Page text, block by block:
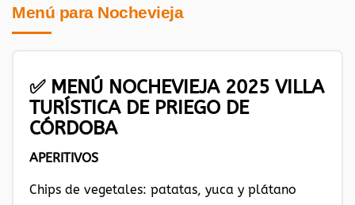
Menú para Nochevieja
✅ MENÚ NOCHEVIEJA 2025 VILLA
TURÍSTICA DE PRIEGO DE
CÓRDOBA
APERITIVOS
Chips de vegetales: patatas, yuca y plátano